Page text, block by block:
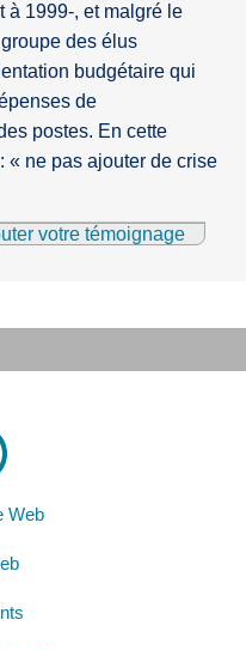
à 1999-, et malgré le
des élus
budgétaire qui
de
postes. En cette
« ne pas ajouter de crise
votre témoignage
Web